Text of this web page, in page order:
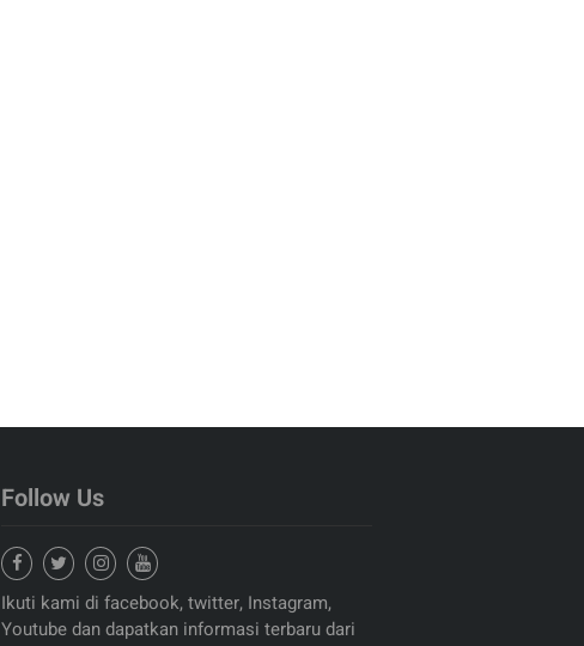
Follow Us
Ikuti kami di facebook, twitter, Instagram,
Youtube dan dapatkan informasi terbaru dari